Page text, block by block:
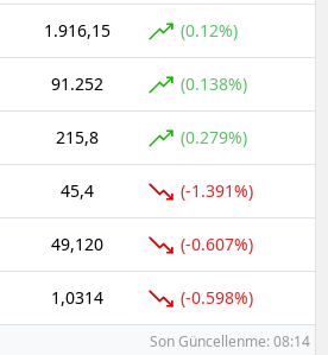
1.916,15 (0.12%)
91.252 (0.138%)
215,8 (0.279%)
45,4 (-1.391%)
49,120 (-0.607%)
1,0314 (-0.598%)
Son Güncellenme: 08:14